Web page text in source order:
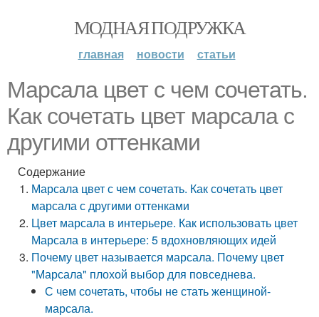
МОДНАЯ ПОДРУЖКА
главная новости статьи
Марсала цвет с чем сочетать.
Как сочетать цвет марсала с
другими оттенками
Содержание
Марсала цвет с чем сочетать. Как сочетать цвет
марсала с другими оттенками
Цвет марсала в интерьере. Как использовать цвет
Марсала в интерьере: 5 вдохновляющих идей
Почему цвет называется марсала. Почему цвет
"Марсала" плохой выбор для повседнева.
С чем сочетать, чтобы не стать женщиной-
марсала.